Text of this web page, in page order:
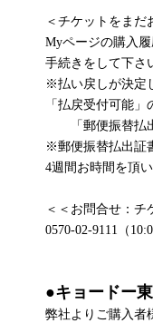
＜チケットをまだ
Myページの購入
手続きをして下さ
※払い戻しが決定
「払戻受付可能」
「郵便振替払出
※郵便振替払出証
4週間お時間を頂
＜＜お問合せ：
0570-02-9111（
●キョードー
弊社よりご購入者